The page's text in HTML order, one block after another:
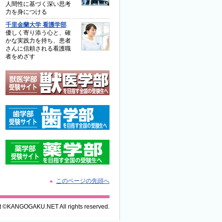
人間性に基づく深い思考
力を身につける
千里金蘭大学 看護学部
優しく寄り添う心と、確
かな実践力を持ち、患者
さんに信頼される看護職
者をめざす
このページの先頭へ
©KANGOGAKU.NET All rights reserved.